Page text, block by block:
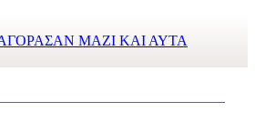
ΜΑΖΙ ΚΑΙ ΑΥΤΑ